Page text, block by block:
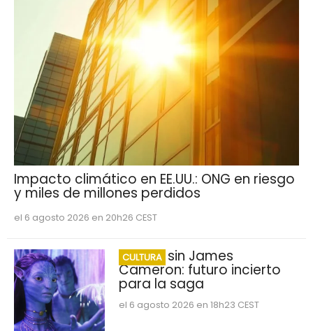
Impacto climático en EE.UU.: ONG en riesgo
y miles de millones perdidos
el 6 agosto 2026 en 20h26 CEST
CULTURA
Avatar sin James
Cameron: futuro incierto
para la saga
el 6 agosto 2026 en 18h23 CEST